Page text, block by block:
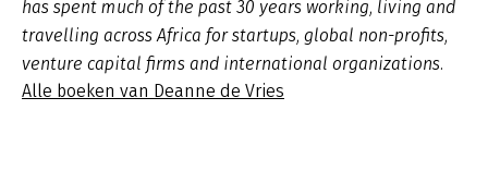
has spent much of the past 30 years working, living and
travelling across Africa for startups, global non-profits,
venture capital firms and international organizations.
Alle boeken van Deanne de Vries